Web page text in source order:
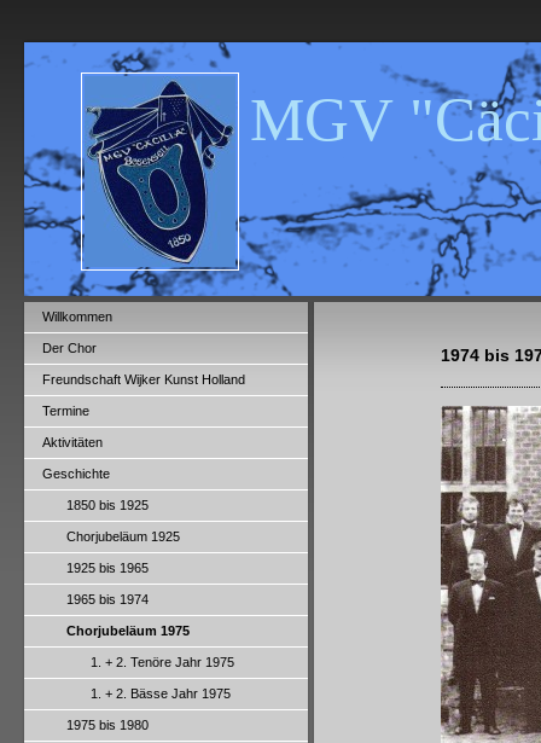
MGV
Willkommen
Der Chor
Freundschaft Wijker Kunst Holland
Termine
Aktivitäten
Geschichte
1850 bis 1925
Chorjubeläum 1925
1925 bis 1965
1965 bis 1974
Chorjubeläum 1975
1. + 2. Tenöre Jahr 1975
1. + 2. Bässe Jahr 1975
1975 bis 1980
1974 bis